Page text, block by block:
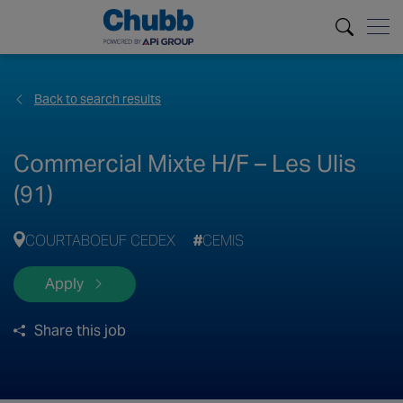
Back to search results
Commercial Mixte H/F – Les Ulis
(91)
COURTABOEUF CEDEX CEMIS
Apply
Share this job